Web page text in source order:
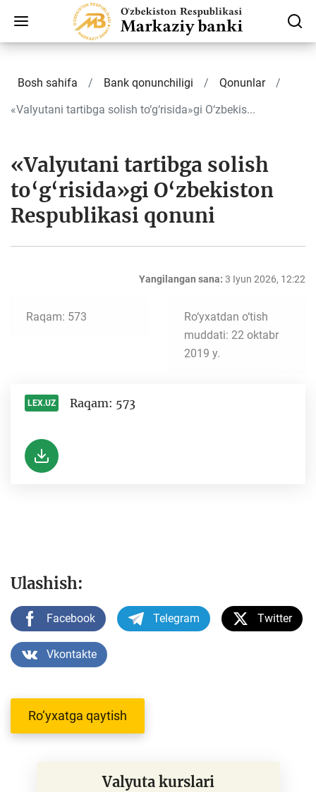
Bosh sahifa Bank qonunchiligi
Qonunlar
«Valyutani tartibga solish to‘g‘risida»gi O‘zbekis...
«Valyutani tartibga solish
to‘g‘risida»gi O‘zbekiston
Respublikasi qonuni
Yangilangan sana: 3 Iyun 2026, 12:22
Raqam: 573
Ro‘yxatdan o‘tish
muddati: 22 oktabr
2019 y.
LEX.UZ Raqam: 573
Ulashish:
Facebook Telegram Twitter
Vkontakte
Ro‘yxatga qaytish
Valyuta kurslari